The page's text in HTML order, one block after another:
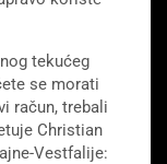
tekućeg
se morati
račun, trebali
Christian
Vestfalije: